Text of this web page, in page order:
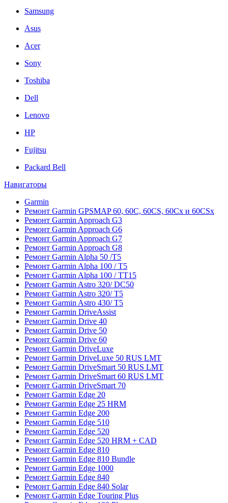
Samsung
Asus
Acer
Sony
Toshiba
Dell
Lenovo
HP
Fujitsu
Packard Bell
Навигаторы
Garmin
Ремонт Garmin GPSMAP 60, 60C, 60CS, 60Cx и 60CSx
Ремонт Garmin Approach G3
Ремонт Garmin Approach G6
Ремонт Garmin Approach G7
Ремонт Garmin Approach G8
Ремонт Garmin Alpha 50 /T5
Ремонт Garmin Alpha 100 / T5
Ремонт Garmin Alpha 100 / TT15
Ремонт Garmin Astro 320/ DC50
Ремонт Garmin Astro 320/ T5
Ремонт Garmin Astro 430/ T5
Ремонт Garmin DriveAssist
Ремонт Garmin Drive 40
Ремонт Garmin Drive 50
Ремонт Garmin Drive 60
Ремонт Garmin DriveLuxe
Ремонт Garmin DriveLuxe 50 RUS LMT
Ремонт Garmin DriveSmart 50 RUS LMT
Ремонт Garmin DriveSmart 60 RUS LMT
Ремонт Garmin DriveSmart 70
Ремонт Garmin Edge 20
Ремонт Garmin Edge 25 HRM
Ремонт Garmin Edge 200
Ремонт Garmin Edge 510
Ремонт Garmin Edge 520
Ремонт Garmin Edge 520 HRM + CAD
Ремонт Garmin Edge 810
Ремонт Garmin Edge 810 Bundle
Ремонт Garmin Edge 1000
Ремонт Garmin Edge 840
Ремонт Garmin Edge 840 Solar
Ремонт Garmin Edge Touring Plus